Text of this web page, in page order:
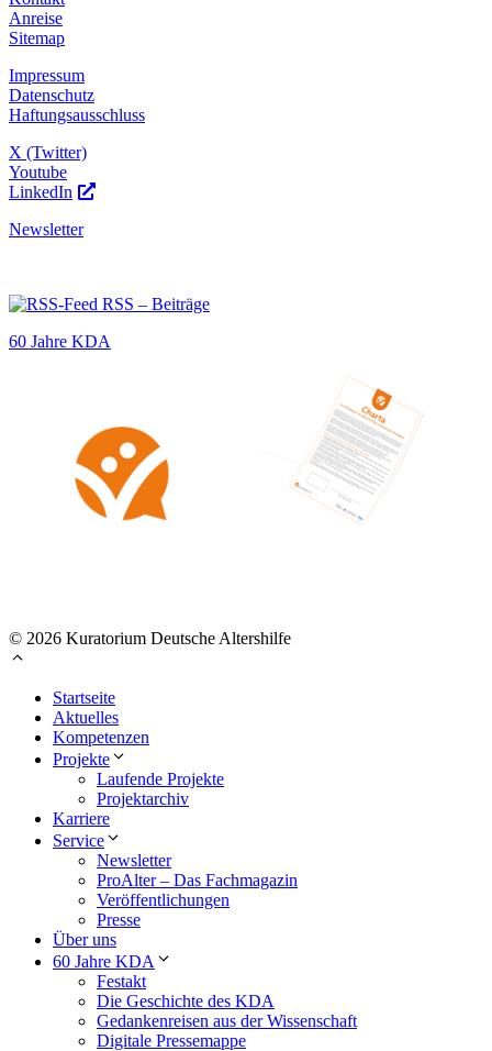
Anreise
Sitemap
Impressum
Datenschutz
Haftungsausschluss
X (Twitter)
Youtube
LinkedIn
Newsletter
RSS – Beiträge
60 Jahre KDA
© 2026 Kuratorium Deutsche Altershilfe
Startseite
Aktuelles
Kompetenzen
Projekte
Laufende Projekte
Projektarchiv
Karriere
Service
Newsletter
ProAlter – Das Fachmagazin
Veröffentlichungen
Presse
Über uns
60 Jahre KDA
Festakt
Die Geschichte des KDA
Gedankenreisen aus der Wissenschaft
Digitale Pressemappe